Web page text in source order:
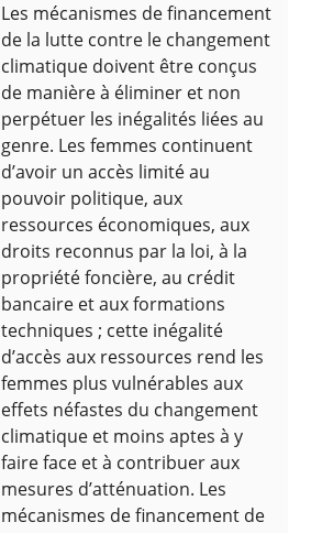
Les mécanismes de financement
de la lutte contre le changement
climatique doivent être conçus
de manière à éliminer et non
perpétuer les inégalités liées au
genre. Les femmes continuent
d’avoir un accès limité au
pouvoir politique, aux
ressources économiques, aux
droits reconnus par la loi, à la
propriété foncière, au crédit
bancaire et aux formations
techniques ; cette inégalité
d’accès aux ressources rend les
femmes plus vulnérables aux
effets néfastes du changement
climatique et moins aptes à y
faire face et à contribuer aux
mesures d’atténuation. Les
mécanismes de financement de